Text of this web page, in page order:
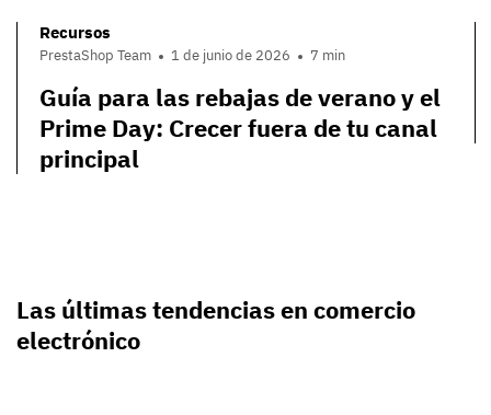
Recursos
PrestaShop Team 1 de junio de 2026 7 min
Guía para las rebajas de verano y el
Prime Day: Crecer fuera de tu canal
principal
Las últimas tendencias en comercio
electrónico